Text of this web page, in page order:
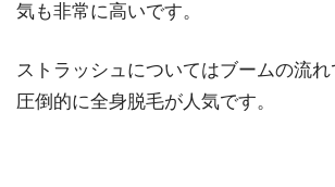
気も非常に高いです。
ストラッシュについてはブームの流れ
圧倒的に全身脱毛が人気です。